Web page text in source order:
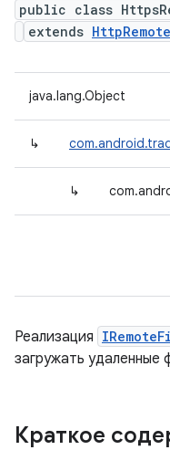
public class
extends
java.lang.Object
↳
↳
Реализация
загружать удаленные
Краткое